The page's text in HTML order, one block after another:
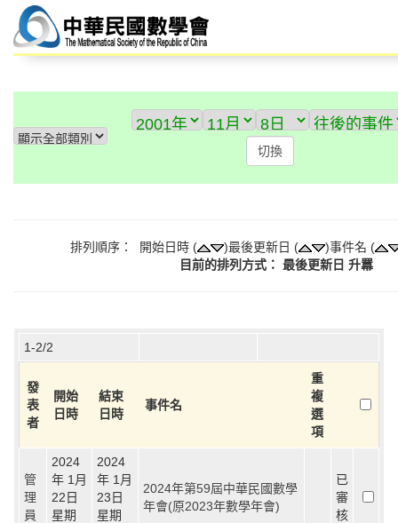
排列順序： 開始日時 ( )最後更新日 (
)事件名 (
目前的排列方式： 最後更新日 升羃
1-2/2
發
表
者
開始
日時
結束
日時
事件名
重
複
選
項
管
理
員
2024
年 1月
22日
星期
2024
年 1月
23日
星期
2024年第59屆中華民國數學
年會(原2023年數學年會)
已
審
核